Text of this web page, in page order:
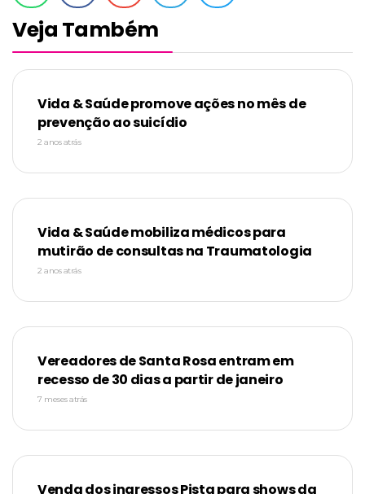
Veja Também
Vida & Saúde promove ações no mês de
prevenção ao suicídio
2 anos atrás
Vida & Saúde mobiliza médicos para
mutirão de consultas na Traumatologia
2 anos atrás
Vereadores de Santa Rosa entram em
recesso de 30 dias a partir de janeiro
7 meses atrás
Venda dos ingressos Pista para shows da